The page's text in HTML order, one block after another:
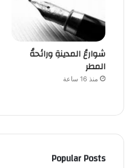
شوارعُ المدينةِ ورائحةُ
المطر
منذ 16 ساعة
Popular Posts